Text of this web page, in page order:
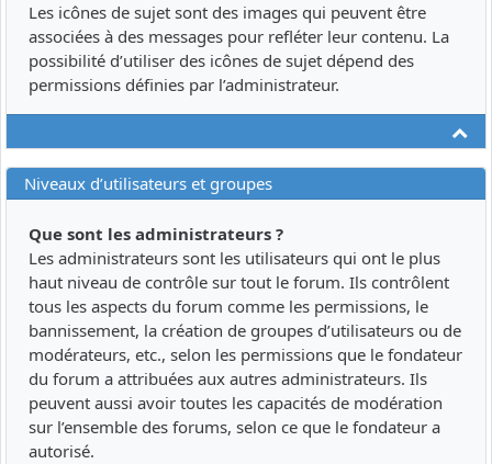
Les icônes de sujet sont des images qui peuvent être
associées à des messages pour refléter leur contenu. La
possibilité d’utiliser des icônes de sujet dépend des
permissions définies par l’administrateur.
Niveaux d’utilisateurs et groupes
Que sont les administrateurs ?
Les administrateurs sont les utilisateurs qui ont le plus
haut niveau de contrôle sur tout le forum. Ils contrôlent
tous les aspects du forum comme les permissions, le
bannissement, la création de groupes d’utilisateurs ou de
modérateurs, etc., selon les permissions que le fondateur
du forum a attribuées aux autres administrateurs. Ils
peuvent aussi avoir toutes les capacités de modération
sur l’ensemble des forums, selon ce que le fondateur a
autorisé.